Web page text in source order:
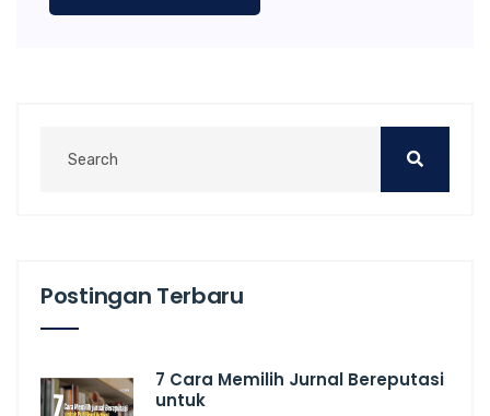
Postingan Terbaru
7 Cara Memilih Jurnal Bereputasi
untuk